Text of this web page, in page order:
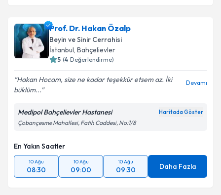
Prof. Dr. Hakan Özalp
Beyin ve Sinir Cerrahisi
İstanbul, Bahçelievler
5 (4 Değerlendirme)
Hakan Hocam, size ne kadar teşekkür etsem az. İki
büklüm...
Devamı
Medipol Bahçelievler Hastanesi Haritada Göster
Çobançesme Mahallesi, Fatih Caddesi, No:1/8
En Yakın Saatler
10 Ağu
08:30
10 Ağu
09:00
10 Ağu
09:30 Daha Fazla